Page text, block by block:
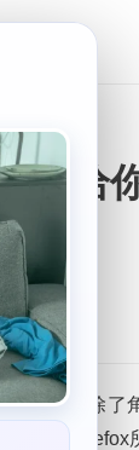
带给
Q宠。除